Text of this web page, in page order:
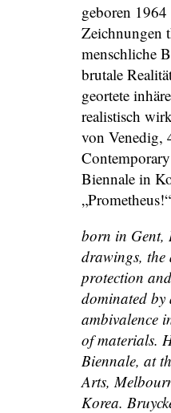
geboren
Zeichnungen
menschliche
brutale
geortete
realistisch
von Venedig,
Biennale in
born in Gent,
drawings, the
protection
dominated by
ambivalence
of materials.
Biennale, at
Arts,
Korea.